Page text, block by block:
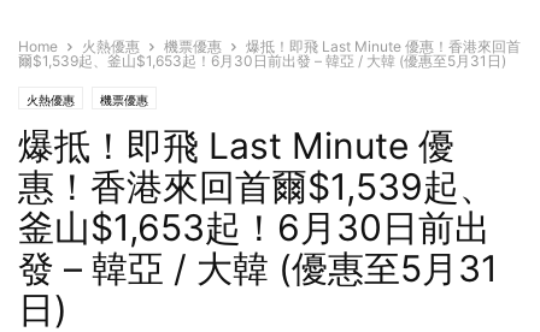
Home 火熱優惠 機票優惠
爆抵！即飛 Last Minute 優惠！香港來回首
爾$1,539起、釜山$1,653起！6月30日前出發 – 韓亞 / 大韓 (優惠至5月31日)
火熱優惠 機票優惠
爆抵！即飛 Last Minute 優
惠！香港來回首爾$1,539起、
釜山$1,653起！6月30日前出
發 – 韓亞 / 大韓 (優惠至5月31
日)